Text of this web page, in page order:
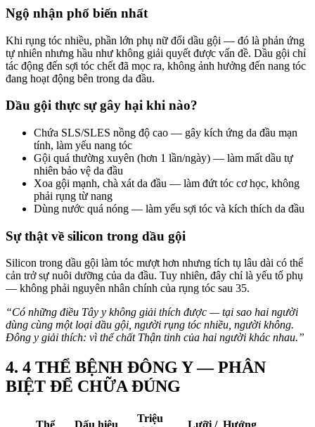
Ngộ nhận phổ biến nhất
Khi rụng tóc nhiều, phần lớn phụ nữ đổi dầu gội — đó là phản ứng
tự nhiên nhưng hầu như không giải quyết được vấn đề. Dầu gội chỉ
tác động đến sợi tóc chết đã mọc ra, không ảnh hưởng đến nang tóc
đang hoạt động bên trong da đầu.
Dầu gội thực sự gây hại khi nào?
Chứa SLS/SLES nồng độ cao — gây kích ứng da đầu mạn
tính, làm yếu nang tóc
Gội quá thường xuyên (hơn 1 lần/ngày) — làm mất dầu tự
nhiên bảo vệ da đầu
Xoa gội mạnh, chà xát da đầu — làm đứt tóc cơ học, không
phải rụng từ nang
Dùng nước quá nóng — làm yếu sợi tóc và kích thích da đầu
Sự thật về silicon trong dầu gội
Silicon trong dầu gội làm tóc mượt hơn nhưng tích tụ lâu dài có thể
cản trở sự nuôi dưỡng của da đầu. Tuy nhiên, đây chỉ là yếu tố phụ
— không phải nguyên nhân chính của rụng tóc sau 35.
“Có những điều Tây y không giải thích được — tại sao hai người
dùng cùng một loại dầu gội, người rụng tóc nhiều, người không.
Đông y giải thích: vì thể chất Thận tinh của hai người khác nhau.”
4. 4 THỂ BỆNH ĐÔNG Y — PHÂN
BIỆT ĐỂ CHỮA ĐÚNG
Triệu